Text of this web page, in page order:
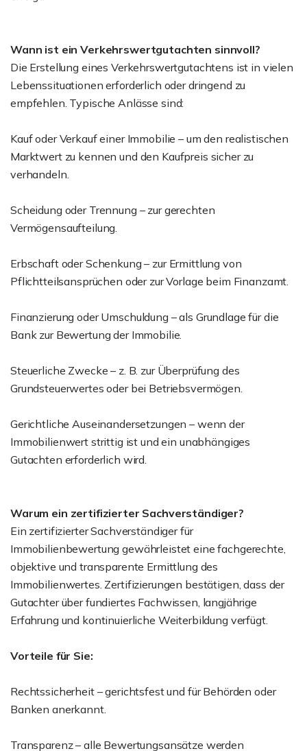
Wann ist ein Verkehrswertgutachten sinnvoll?
Die Erstellung eines Verkehrswertgutachtens ist in vielen
Lebenssituationen erforderlich oder dringend zu
empfehlen. Typische Anlässe sind:
Kauf oder Verkauf einer Immobilie – um den realistischen
Marktwert zu kennen und den Kaufpreis sicher zu
verhandeln.
Scheidung oder Trennung – zur gerechten
Vermögensaufteilung.
Erbschaft oder Schenkung – zur Ermittlung von
Pflichtteilsansprüchen oder zur Vorlage beim Finanzamt.
Finanzierung oder Umschuldung – als Grundlage für die
Bank zur Bewertung der Immobilie.
Steuerliche Zwecke – z. B. zur Überprüfung des
Grundsteuerwertes oder bei Betriebsvermögen.
Gerichtliche Auseinandersetzungen – wenn der
Immobilienwert strittig ist und ein unabhängiges
Gutachten erforderlich wird.
Warum ein zertifizierter Sachverständiger?
Ein zertifizierter Sachverständiger für
Immobilienbewertung gewährleistet eine fachgerechte,
objektive und transparente Ermittlung des
Immobilienwertes. Zertifizierungen bestätigen, dass der
Gutachter über fundiertes Fachwissen, langjährige
Erfahrung und kontinuierliche Weiterbildung verfügt.
Vorteile für Sie:
Rechtssicherheit – gerichtsfest und für Behörden oder
Banken anerkannt.
Transparenz – alle Bewertungsansätze werden